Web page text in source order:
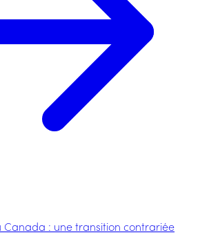
Canada : une transition contrariée